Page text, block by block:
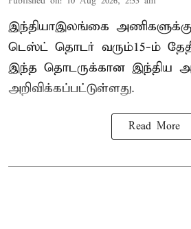
இந்தியா–இலங்கை
டெஸ்ட் தொடர் வரும்15-ம்
இந்த தொடருக்கான இந்திய
அறிவிக்கப்பட்டுள்ளது.
Read More